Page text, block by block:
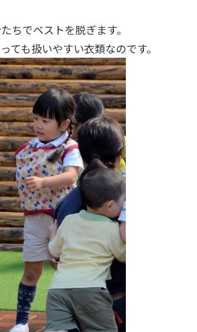
でベストを脱ぎます。
ても扱いやすい衣類なのです。